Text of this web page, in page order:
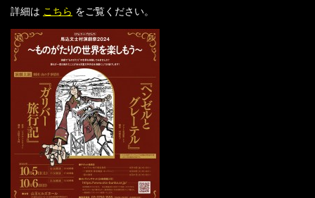
詳細は こちら をご覧ください。